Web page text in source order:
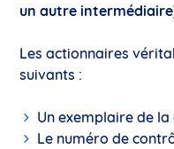
un autre
Les actionnaires
suivants :
Un exemplaire de
Le numéro de